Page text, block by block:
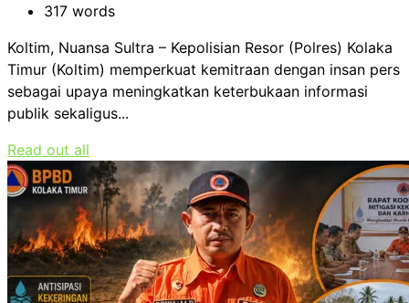
317 words
Koltim, Nuansa Sultra – Kepolisian Resor (Polres) Kolaka
Timur (Koltim) memperkuat kemitraan dengan insan pers
sebagai upaya meningkatkan keterbukaan informasi
publik sekaligus...
Read out all